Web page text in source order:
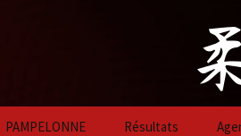
PAMPELONNE Résultats